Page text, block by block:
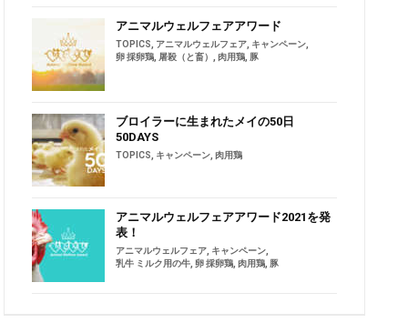
アニマルウェルフェアアワード
TOPICS アニマルウェルフェア キャンペーン
卵 採卵鶏 屠殺（と畜） ,肉用鶏 豚
ブロイラーに生まれたメイの50日
50DAYS
TOPICS キャンペーン ,肉用鶏
アニマルウェルフェアアワード2021を発
表！
アニマルウェルフェア キャンペーン
乳牛 ミルク用の牛 卵 採卵鶏 ,肉用鶏 豚